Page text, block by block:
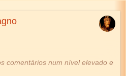
comentários num nível elevado e